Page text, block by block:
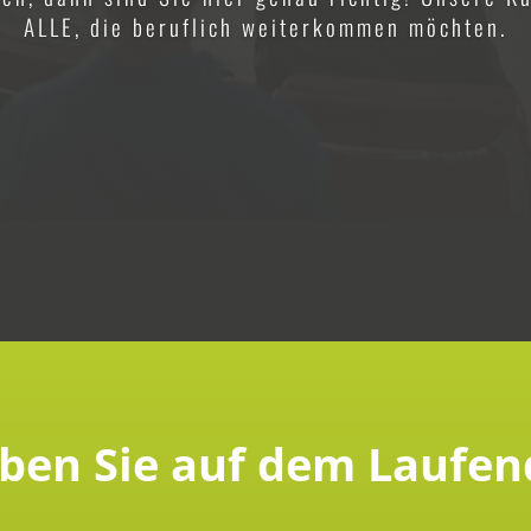
ALLE, die beruflich weiterkommen möchten.
Sie auf dem